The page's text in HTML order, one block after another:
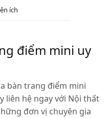
ích
điểm mini uy
bàn trang điểm mini
liên hệ ngay với Nội thất
đơn vị chuyên gia